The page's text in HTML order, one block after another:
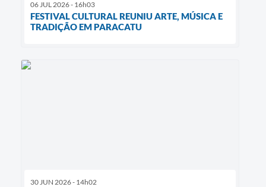
06 JUL 2026 - 16h03
FESTIVAL CULTURAL REUNIU ARTE, MÚSICA E
TRADIÇÃO EM PARACATU
30 JUN 2026 - 14h02